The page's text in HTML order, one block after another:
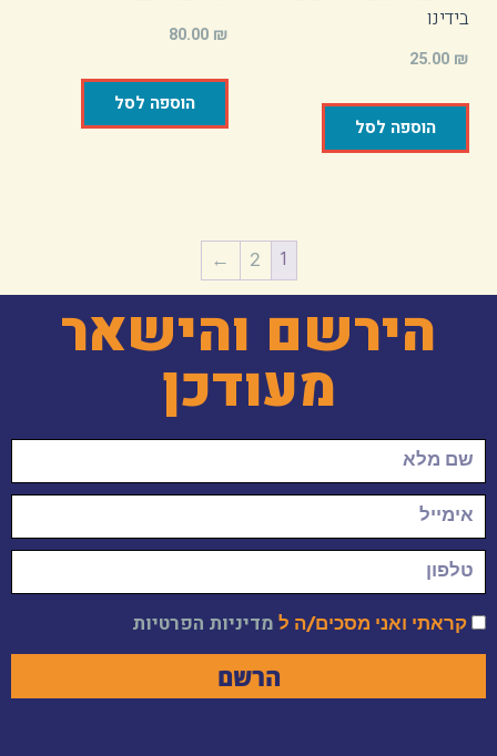
בידינו
25.00 ₪
הוספה לסל
80.00 ₪
הוספה לסל
1
2
←
הירשם והישאר
מעודכן
קראתי ואני מסכים/ה ל מדיניות הפרטיות
הרשם